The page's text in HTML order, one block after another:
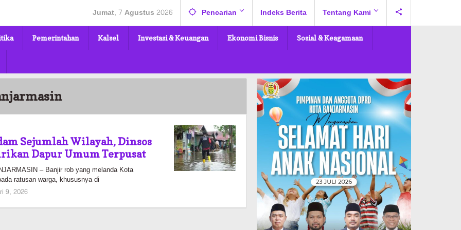
Jumat, 7 Agustus 2026 Pencarian Indeks Berita Tentang Kami
Pemerintahan Kalsel Investasi & Keuangan Ekonomi Bisnis Sosial & Keagamaan
Sejumlah Wilayah, Dinsos
Dapur Umum Terpusat
– Banjir rob yang melanda Kota
ratusan warga, khususnya di
9, 2026